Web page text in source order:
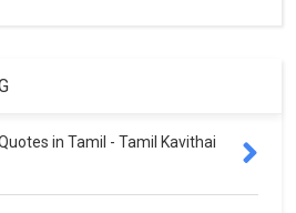
in Tamil - Tamil Kavithai